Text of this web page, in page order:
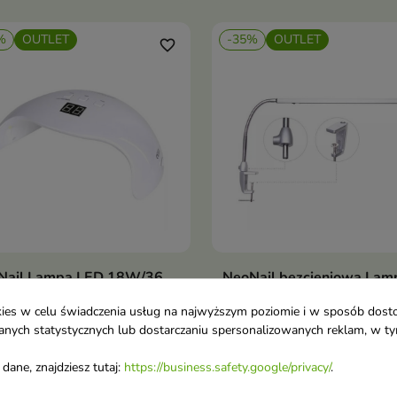
OUTLET
Dodaj do koszyka
favorite_border
Lampa LED 18W/36
£ 52,56 £
-35% OUTLET
Dodaj do
NeoNail bezcieniowa
Bezcieniowa lampa
41,90 £64,46 £
w celu świadczenia usług na najwyższym poziomie i w sposób
statystycznych lub dostarczaniu spersonalizowanych reklam, w
znajdziesz tutaj: https://business.safety.google/privacy/.